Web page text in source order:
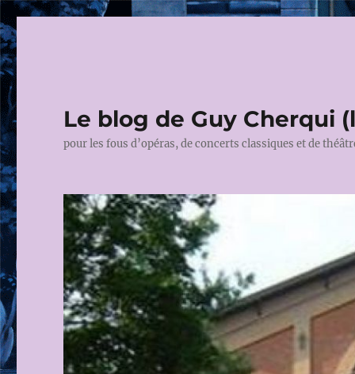
Le blog de Guy Cherqui
pour les fous d’opéras, de concerts classiques et de